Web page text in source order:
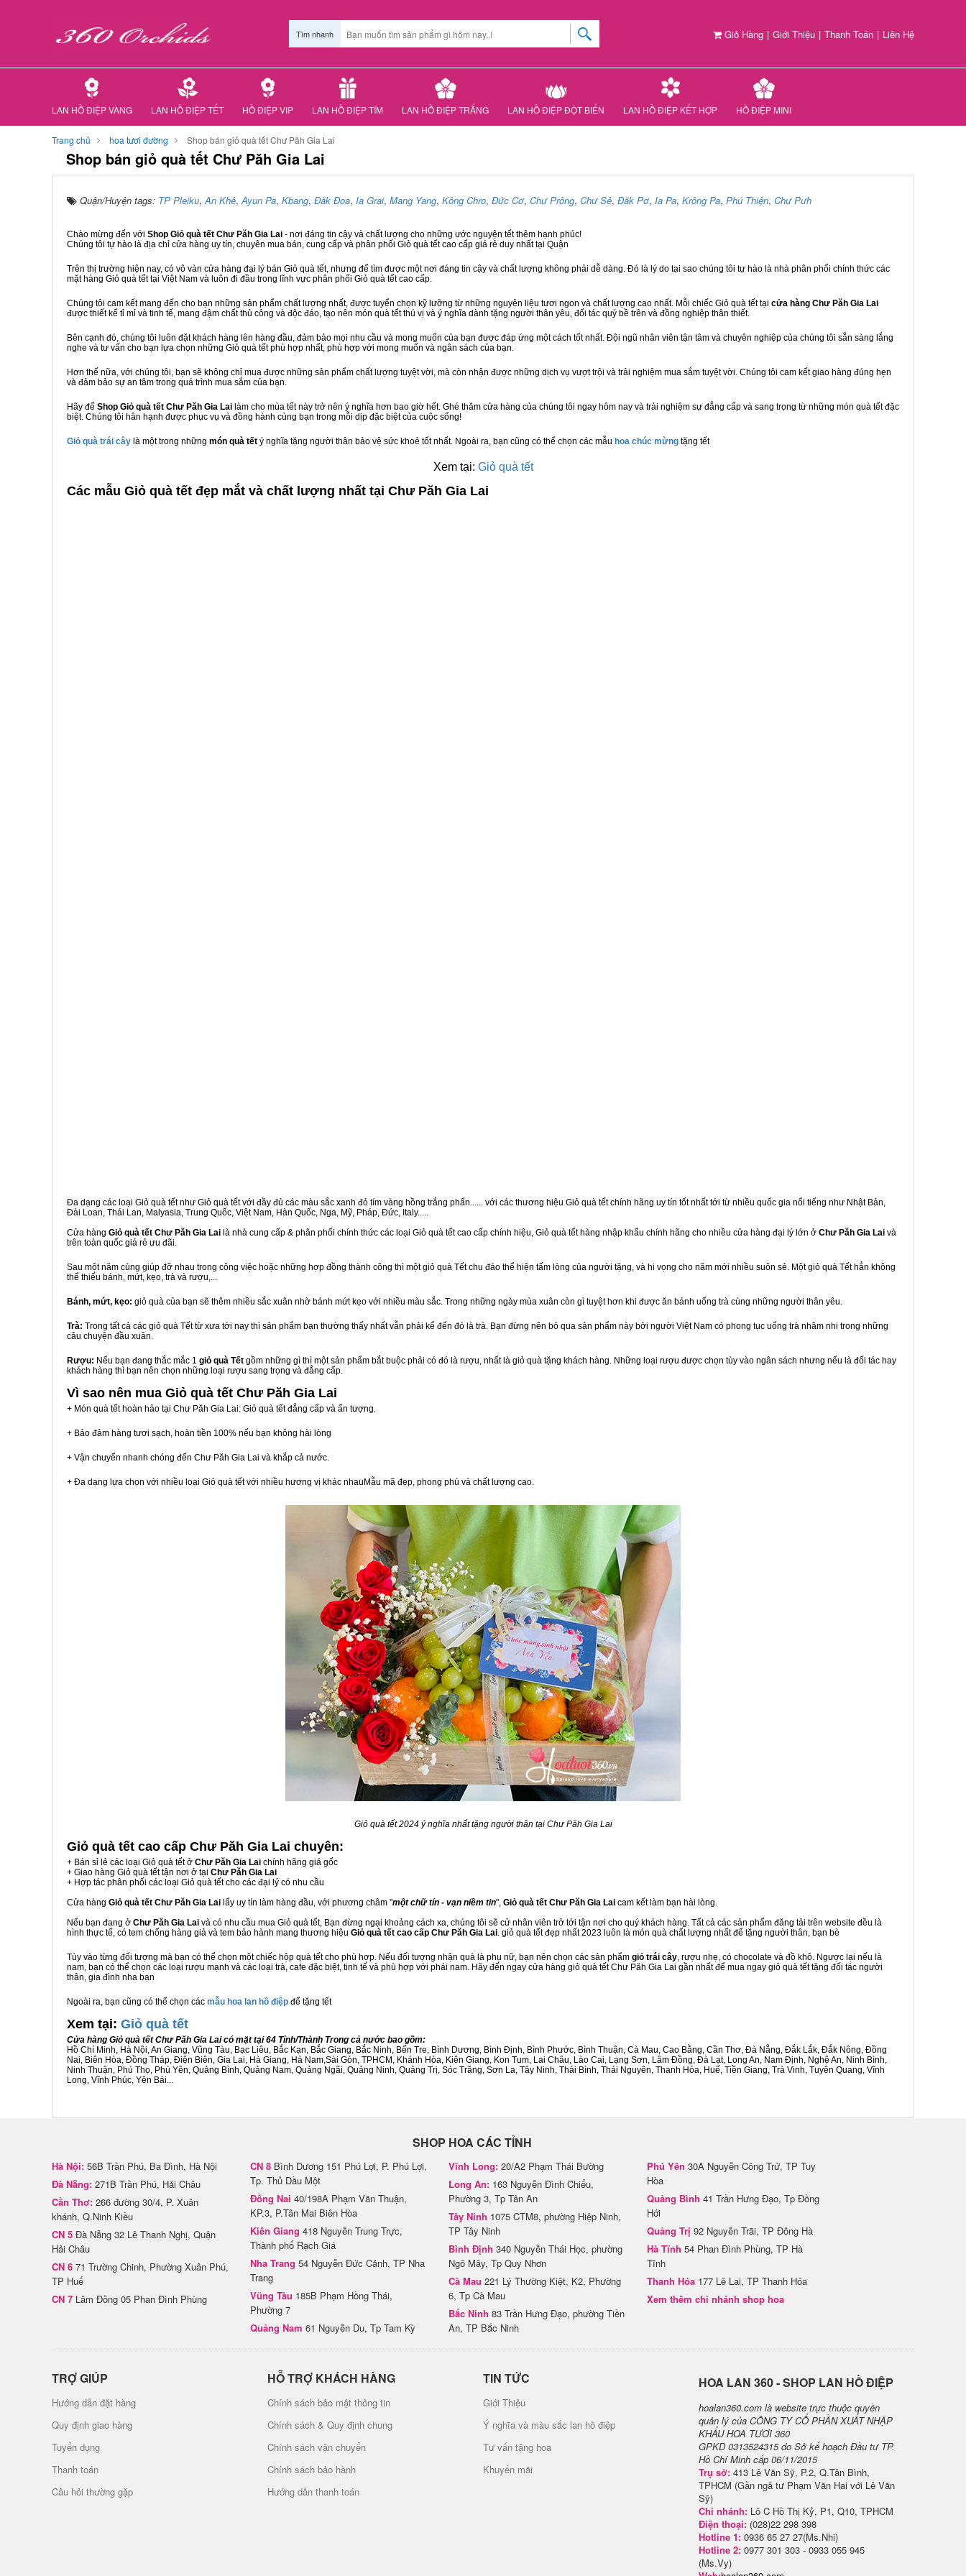
Giỏ Hàng | Giới Thiệu | Thanh Toán | Liên Hệ
Tìm nhanh
LAN HỒ ĐIỆP VÀNG LAN HỒ ĐIỆP TẾT HỒ ĐIỆP VIP LAN HỒ ĐIỆP TÍM LAN HỒ ĐIỆP TRẮNG LAN HỒ ĐIỆP ĐỘT BIẾN LAN HỒ ĐIỆP KẾT HỢP HỒ ĐIỆP MINI
Trang chủ hoa tươi đường Shop bán giỏ quà tết Chư Păh Gia Lai
Shop bán giỏ quà tết Chư Păh Gia Lai
Quận/Huyện tags: TP Pleiku,An Khê,Ayun Pa, Kbang, Đăk Đoa, Ia Grai, Mang Yang, Kông Chro, Đức Cơ, Chư Prông, Chư Sê, Đăk Pơ, Ia Pa, Krông Pa, Phú Thiện, Chư Pưh
Chào mừng đến với Shop Giỏ quà tết Chư Păh Gia Lai - nơi đáng tin cậy và chất lượng cho những ước nguyện tết thêm hạnh phúc!
Chúng tôi tự hào là địa chỉ cửa hàng uy tín, chuyên mua bán, cung cấp và phân phối Giỏ quà tết cao cấp giá rẻ duy nhất tại Quận
Trên thị trường hiện nay, có vô vàn cửa hàng đại lý bán Giỏ quà tết, nhưng để tìm được một nơi đáng tin cậy và chất lượng không phải dễ dàng. Đó là lý do tại sao chúng tôi tự hào là nhà phân phối chính thức các
mặt hàng Giỏ quà tết tại Việt Nam và luôn đi đầu trong lĩnh vực phân phối Giỏ quà tết cao cấp.
Chúng tôi cam kết mang đến cho bạn những sản phẩm chất lượng nhất, được tuyển chọn kỹ lưỡng từ những nguyên liệu tươi ngon và chất lượng cao nhất. Mỗi chiếc Giỏ quà tết tại cửa hàng Chư Păh Gia Lai
được thiết kế tỉ mỉ và tinh tế, mang đậm chất thủ công và độc đáo, tạo nên món quà tết thú vị và ý nghĩa dành tặng người thân yêu, đối tác quý bề trên và đồng nghiệp thân thiết.
Bên cạnh đó, chúng tôi luôn đặt khách hàng lên hàng đầu, đảm bảo mọi nhu cầu và mong muốn của bạn được đáp ứng một cách tốt nhất. Đội ngũ nhân viên tận tâm và chuyên nghiệp của chúng tôi sẵn sàng lắng
nghe và tư vấn cho bạn lựa chọn những Giỏ quà tết phù hợp nhất, phù hợp với mong muốn và ngân sách của bạn.
Hơn thế nữa, với chúng tôi, bạn sẽ không chỉ mua được những sản phẩm chất lượng tuyệt vời, mà còn nhận được những dịch vụ vượt trội và trải nghiệm mua sắm tuyệt vời. Chúng tôi cam kết giao hàng đúng hẹn
và đảm bảo sự an tâm trong quá trình mua sắm của bạn.
Hãy để Shop Giỏ quà tết Chư Păh Gia Lai làm cho mùa tết này trở nên ý nghĩa hơn bao giờ hết. Ghé thăm cửa hàng của chúng tôi ngay hôm nay và trải nghiệm sự đẳng cấp và sang trọng từ những món quà tết đặc
biệt. Chúng tôi hân hạnh được phục vụ và đồng hành cùng bạn trong mỗi dịp đặc biệt của cuộc sống!
Giỏ quà trái cây là một trong những món quà tết ý nghĩa tặng người thân bảo vệ sức khoẻ tốt nhất. Ngoài ra, bạn cũng có thể chọn các mẫu hoa chúc mừng tặng tết
Xem tại: Giỏ quà tết
Các mẫu Giỏ quà tết đẹp mắt và chất lượng nhất tại Chư Păh Gia Lai
Đa dạng các loại Giỏ quà tết như Giỏ quà tết với đầy đủ các màu sắc xanh đỏ tím vàng hồng trắng phấn...... với các thương hiệu Giỏ quà tết chính hãng uy tín tốt nhất tới từ nhiều quốc gia nổi tiếng như Nhật Bản,
Đài Loan, Thái Lan, Malyasia, Trung Quốc, Việt Nam, Hàn Quốc, Nga, Mỹ, Pháp, Đức, Italy.....
Cửa hàng Giỏ quà tết Chư Păh Gia Lai là nhà cung cấp & phân phối chính thức các loại Giỏ quà tết cao cấp chính hiệu, Giỏ quà tết hàng nhập khẩu chính hãng cho nhiều cửa hàng đại lý lớn ở Chư Păh Gia Lai và
trên toàn quốc giá rẻ ưu đãi.
Sau một năm cùng giúp đỡ nhau trong công việc hoặc những hợp đồng thành công thì một giỏ quà Tết chu đáo thể hiện tấm lòng của người tặng, và hi vọng cho năm mới nhiều suôn sẻ. Một giỏ quà Tết hẳn không
thể thiếu bánh, mứt, kẹo, trà và rượu,...
Bánh, mứt, kẹo: giỏ quà của bạn sẽ thêm nhiều sắc xuân nhờ bánh mứt kẹo với nhiều màu sắc. Trong những ngày mùa xuân còn gì tuyệt hơn khi được ăn bánh uống trà cùng những người thân yêu.
Trà: Trong tất cả các giỏ quà Tết từ xưa tới nay thì sản phẩm bạn thường thấy nhất vẫn phải kể đến đó là trà. Bạn đừng nên bỏ qua sản phẩm này bởi người Việt Nam có phong tục uống trà nhâm nhi trong những
câu chuyện đầu xuân.
Rượu: Nếu bạn đang thắc mắc 1 giỏ quà Tết gồm những gì thì một sản phẩm bắt buộc phải có đó là rượu, nhất là giỏ quà tặng khách hàng. Những loại rượu được chọn tùy vào ngân sách nhưng nếu là đối tác hay
khách hàng thì bạn nên chọn những loại rượu sang trọng và đẳng cấp.
Vì sao nên mua Giỏ quà tết Chư Păh Gia Lai
+ Món quà tết hoàn hảo tại Chư Păh Gia Lai: Giỏ quà tết đẳng cấp và ấn tượng.
+ Bảo đảm hàng tươi sạch, hoàn tiền 100% nếu bạn không hài lòng
+ Vận chuyển nhanh chóng đến Chư Păh Gia Lai và khắp cả nước.
+ Đa dạng lựa chọn với nhiều loại Giỏ quà tết với nhiều hương vị khác nhauMẫu mã đẹp, phong phú và chất lượng cao.
Giỏ quà tết 2024 ý nghĩa nhất tặng người thân tại Chư Păh Gia Lai
Giỏ quà tết cao cấp Chư Păh Gia Lai chuyên:
+ Bán sỉ lẻ các loại Giỏ quà tết ở Chư Păh Gia Lai chính hãng giá gốc
+ Giao hàng Giỏ quà tết tận nơi ở tại Chư Păh Gia Lai
+ Hợp tác phân phối các loại Giỏ quà tết cho các đại lý có nhu cầu
Cửa hàng Giỏ quà tết Chư Păh Gia Lai lấy uy tín làm hàng đầu, với phương châm "một chữ tín - vạn niềm tin", Giỏ quà tết Chư Păh Gia Lai cam kết làm bạn hài lòng.
Nếu bạn đang ở Chư Păh Gia Lai và có nhu cầu mua Giỏ quà tết, Bạn đừng ngại khoảng cách xa, chúng tôi sẽ cử nhân viên trở tới tận nơi cho quý khách hàng. Tất cả các sản phẩm đăng tải trên website đều là
hình thực tế, có tem chống hàng giả và tem bảo hành mang thương hiệu Giỏ quà tết cao cấp Chư Păh Gia Lai. giỏ quà tết đẹp nhất 2023 luôn là món quà chất lượng nhất để tặng người thân, bạn bè
Tùy vào từng đối tượng mà bạn có thể chọn một chiếc hộp quà tết cho phù hợp. Nếu đối tượng nhận quà là phụ nữ, bạn nên chọn các sản phẩm giỏ trái cây, rượu nhẹ, có chocolate và đồ khô. Ngược lại nếu là
nam, bạn có thể chọn các loại rượu mạnh và các loại trà, cafe đặc biệt, tinh tế và phù hợp với phái nam. Hãy đến ngay cửa hàng giỏ quà tết Chư Păh Gia Lai gần nhất để mua ngay giỏ quà tết tặng đối tác người
thân, gia đình nha bạn
Ngoài ra, bạn cũng có thể chọn các mẫu hoa lan hồ điệp để tặng tết
Xem tại: Giỏ quà tết
Cửa hàng Giỏ quà tết Chư Păh Gia Lai có mặt tại 64 Tỉnh/Thành Trong cả nước bao gồm:
Hồ Chí Minh, Hà Nội, An Giang, Vũng Tàu, Bạc Liêu, Bắc Kạn, Bắc Giang, Bắc Ninh, Bến Tre, Bình Dương, Bình Định, Bình Phước, Bình Thuận, Cà Mau, Cao Bằng, Cần Thơ, Đà Nẵng, Đắk Lắk, Đắk Nông, Đồng
Nai, Biên Hòa, Đồng Tháp, Điện Biên, Gia Lai, Hà Giang, Hà Nam,Sài Gòn, TPHCM, Khánh Hòa, Kiên Giang, Kon Tum, Lai Châu, Lào Cai, Lạng Sơn, Lâm Đồng, Đà Lạt, Long An, Nam Định, Nghệ An, Ninh Bình,
Ninh Thuận, Phú Thọ, Phú Yên, Quảng Bình, Quảng Nam, Quảng Ngãi, Quảng Ninh, Quảng Trị, Sóc Trăng, Sơn La, Tây Ninh, Thái Bình, Thái Nguyên, Thanh Hóa, Huế, Tiền Giang, Trà Vinh, Tuyên Quang, Vĩnh
Long, Vĩnh Phúc, Yên Bái...
SHOP HOA CÁC TỈNH
Hà Nội: 56B Trần Phú, Ba Đình, Hà Nội
Đà Nẵng: 271B Trần Phú, Hải Châu
Cần Thơ: 266 đường 30/4, P. Xuân
khánh, Q.Ninh Kiều
CN 5 Đà Nẵng 32 Lê Thanh Nghị, Quận
Hải Châu
CN 6 71 Trường Chinh, Phường Xuân Phú,
TP Huế
CN 7 Lâm Đồng 05 Phan Đình Phùng
CN 8 Bình Dương 151 Phú Lợi, P. Phú Lợi,
Tp. Thủ Dầu Một
Đồng Nai 40/198A Phạm Văn Thuận,
KP.3, P.Tân Mai Biên Hòa
Kiên Giang 418 Nguyễn Trung Trực,
Thành phố Rạch Giá
Nha Trang 54 Nguyễn Đức Cảnh, TP Nha
Trang
Vũng Tàu 185B Phạm Hồng Thái,
Phường 7
Quảng Nam 61 Nguyễn Du, Tp Tam Kỳ
Vĩnh Long: 20/A2 Phạm Thái Bường
Long An: 163 Nguyễn Đình Chiểu,
Phường 3, Tp Tân An
Tây Ninh 1075 CTM8, phường Hiệp Ninh,
TP Tây Ninh
Bình Định 340 Nguyễn Thái Học, phường
Ngô Mây, Tp Quy Nhơn
Cà Mau 221 Lý Thường Kiệt, K2, Phường
6, Tp Cà Mau
Bắc Ninh 83 Trần Hưng Đạo, phường Tiền
An, TP Bắc Ninh
Phú Yên 30A Nguyễn Công Trứ, TP Tuy
Hòa
Quảng Bình 41 Trần Hưng Đạo, Tp Đồng
Hới
Quảng Trị 92 Nguyễn Trãi, TP Đông Hà
Hà Tĩnh 54 Phan Đình Phùng, TP Hà
Tĩnh
Thanh Hóa 177 Lê Lai, TP Thanh Hóa
Xem thêm chi nhánh shop hoa
TRỢ GIÚP
Hướng dẫn đặt hàng
Quy định giao hàng
Tuyển dụng
Thanh toán
Câu hỏi thường gặp
HỖ TRỢ KHÁCH HÀNG
Chính sách bảo mật thông tin
Chính sách & Quy định chung
Chính sách vận chuyển
Chính sách bảo hành
Hướng dẫn thanh toán
TIN TỨC
Giới Thiệu
Ý nghĩa và màu sắc lan hồ điệp
Tư vấn tặng hoa
Khuyến mãi
H​OA LAN 360 - SHOP LAN HỒ ĐIỆP
hoalan360.com là website trực thuộc quyền
quản lý của CÔNG TY CỔ PHẦN XUẤT NHẬP
KHẨU HOA TƯƠI 360
GPKD 0313524315 do Sở kế hoạch Đầu tư TP.
Hồ Chí Minh cấp 06/11/2015
Trụ sở: 413 Lê Văn Sỹ, P.2, Q.Tân Bình,
TPHCM (Gần ngã tư Phạm Văn Hai với Lê Văn
Sỹ)
Chi nhánh: Lô C Hồ Thị Kỷ, P1, Q10, TPHCM
Điện thoại: (028)22 298 398
Hotline 1: 0936 65 27 27(Ms.Nhi)
Hotline 2: 0977 301 303 - 0933 055 945
(Ms.Vy)